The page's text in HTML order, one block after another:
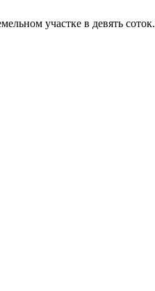
участке в девять соток.